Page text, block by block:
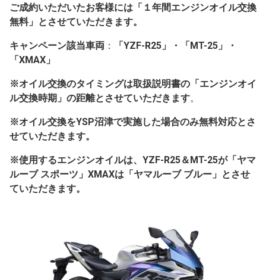
ご成約いただいたお客様には「１年間エンジンオイル交換
無料」とさせていただきます。
キャンペーン該当車両 ：
「YZF-R25」・「MT-25」・
「XMAX」
※オイル交換のタイミングは取扱説明書の「エンジンオイ
ル交換時期」の距離とさせていただきます。
※オイル交換をYSP沼津で実施した場合のみ無料対応とさ
せていただきます。
※使用するエンジンオイルは、YZF-R25＆MT-25が「ヤマ
ルーブ スポーツ」XMAXは「ヤマルーブ ブルー」とさせ
ていただきます。